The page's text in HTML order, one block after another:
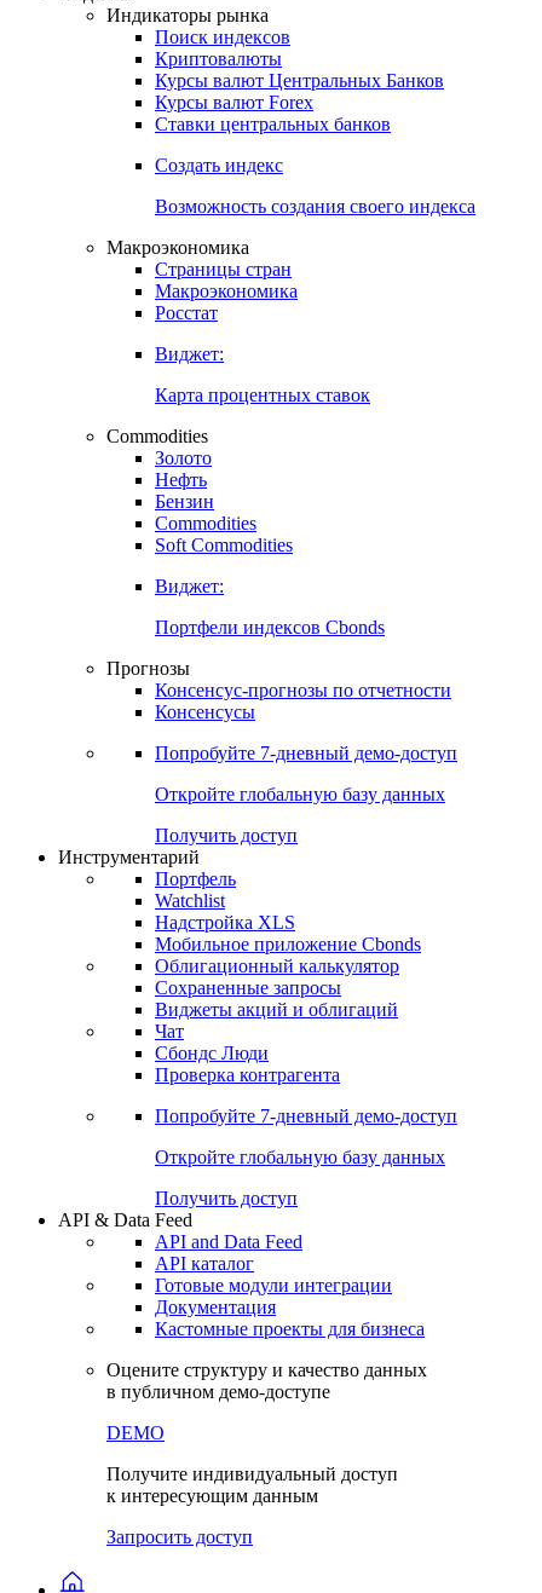
Откройте глобальную базу данных
Получить доступ
Индикаторы рынка
Поиск индексов
Курсы валют Центральных Банков
Ставки центральных банков
Создать индекс
Возможность создания своего индекса
Страницы стран
Росстат
Виджет:
Карта процентных ставок
Commodities
Золото
Бензин
Soft Commodities
Виджет:
Портфели индексов Cbonds
Прогнозы
Консенсусы
Попробуйте7-дневный
Откройте глобальную базу данных
Получить доступ
Инструментарий
Портфель
Watchlist
Надстройка XLS
Мобильное приложение Cbonds
Облигационный калькулятор
Сохраненные запросы
Чат
Проверка контрагента
Попробуйте7-дневный
Откройте глобальную базу данных
Получить доступ
API & Data Feed
API and Data Feed
Готовые модули интеграции
Документация
в публичном демо-доступе